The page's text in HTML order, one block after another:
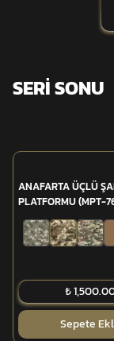
SERİ SONU
ANAFARTA ÜÇLÜ
PLATFORMU (MPT-
₺
Sepete